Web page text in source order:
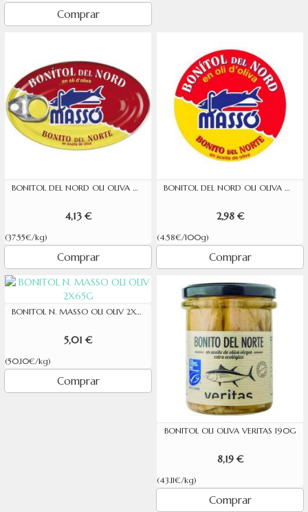
Comprar
BONITOL DEL NORD OLI OLIVA MASSO 110G
4,13 €
(37.55€/kg)
Comprar
BONITOL DEL NORD OLI OLIVA MASSO 65 GR.
2,98 €
(4.58€/100g)
Comprar
BONITOL N. MASSO OLI OLIV 2X65G
5,01 €
(50.10€/kg)
Comprar
BONITOL OLI OLIVA VERITAS 190G
8,19 €
(43.11€/kg)
Comprar